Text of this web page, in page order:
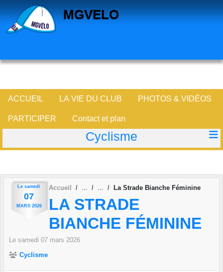
MGVELO
ACCUEIL LA VIE DU CLUB PHOTOS & VIDÉOS
PARTICIPER Contact et plan
Cyclisme
Le samedi
07
MARS 2026
Accueil La Strade Bianche Féminine
LA STRADE
BIANCHE FÉMININE
Le samedi 07 mars 2026
Cyclisme
Panneau de gestion des cookies